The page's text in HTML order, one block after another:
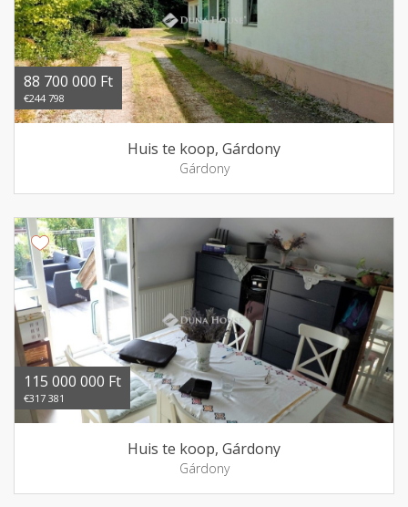
88 700 000 Ft
€244 798
Huis te koop, Gárdony
Gárdony
115 000 000 Ft
€317 381
Huis te koop, Gárdony
Gárdony